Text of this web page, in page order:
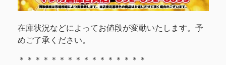
在庫状況などによってお値段が変動いたします。予
めご了承ください。
＊＊＊＊＊＊＊＊＊＊＊＊＊＊＊＊